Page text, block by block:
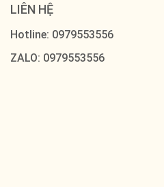
LIÊN HỆ
Hotline: 0979553556
ZALO: 0979553556